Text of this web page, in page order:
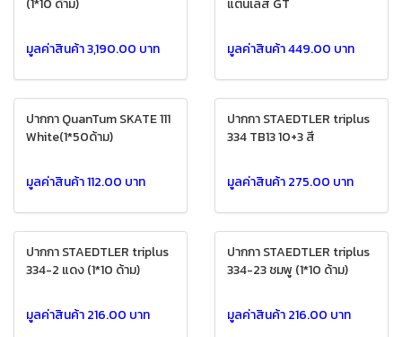
มูลค่าสินค้า 3,190.00 บาท มูลค่าสินค้า 449.00 บาท
ปากกา QuanTum SKATE 111
White(1*50ด้าม)
มูลค่าสินค้า 112.00 บาท
ปากกา STAEDTLER triplus
334 TB13 10+3 สี
มูลค่าสินค้า 275.00 บาท
ปากกา STAEDTLER triplus
334-2 แดง (1*10 ด้าม)
มูลค่าสินค้า 216.00 บาท
ปากกา STAEDTLER triplus
334-23 ชมพู (1*10 ด้าม)
มูลค่าสินค้า 216.00 บาท